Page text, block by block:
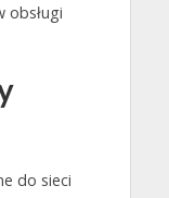
obsługi
do sieci